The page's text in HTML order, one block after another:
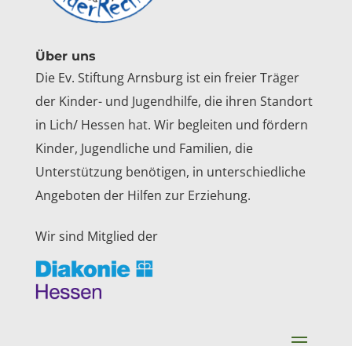
Über uns
Die Ev. Stiftung Arnsburg ist ein freier Träger
der Kinder- und Jugendhilfe, die ihren Standort
in Lich/ Hessen hat. Wir begleiten und fördern
Kinder, Jugendliche und Familien, die
Unterstützung benötigen, in unterschiedliche
Angeboten der Hilfen zur Erziehung.
Wir sind Mitglied der